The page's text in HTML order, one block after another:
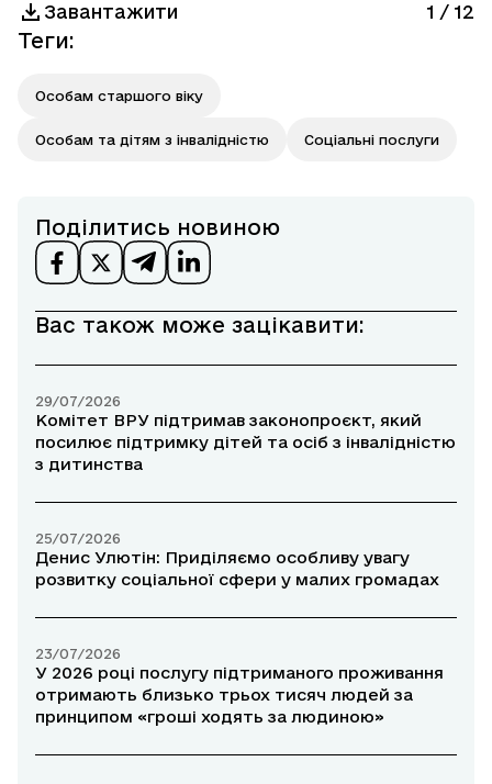
Завантажити 1 / 12
Теги:
Особам старшого віку
Особам та дітям з інвалідністю Соціальні послуги
Поділитись новиною
Вас також може зацікавити:
29/07/2026
Комітет ВРУ підтримав законопроєкт, який
посилює підтримку дітей та осіб з інвалідністю
з дитинства
25/07/2026
Денис Улютін: Приділяємо особливу увагу
розвитку соціальної сфери у малих громадах
23/07/2026
У 2026 році послугу підтриманого проживання
отримають близько трьох тисяч людей за
принципом «гроші ходять за людиною»